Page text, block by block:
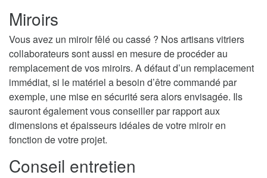
Miroirs
Vous avez un miroir fêlé ou cassé ? Nos artisans vitriers
collaborateurs sont aussi en mesure de procéder au
remplacement de vos miroirs. A défaut d’un remplacement
immédiat, si le matériel a besoin d’être commandé par
exemple, une mise en sécurité sera alors envisagée. Ils
sauront également vous conseiller par rapport aux
dimensions et épaisseurs idéales de votre miroir en
fonction de votre projet.
Conseil entretien